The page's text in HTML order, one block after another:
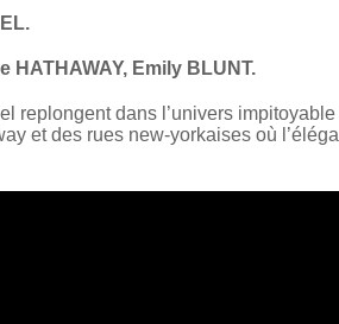
HATHAWAY, Emily BLUNT.
replongent dans l’univers impitoyable
et des rues new-yorkaises où